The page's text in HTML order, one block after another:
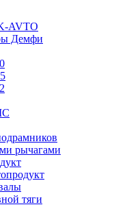
AVTO
Демфи
рычагами
тяги